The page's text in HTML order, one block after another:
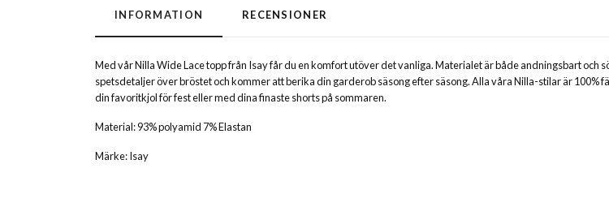
INFORMATION RECENSIONER
Med vår Nilla Wide Lace topp från Isay får du en komfort utöver det vanliga. Materialet är både andningsbart
spetsdetaljer över bröstet och kommer att berika din garderob säsong efter säsong. Alla våra Nilla-stilar är 100%
din favoritkjol för fest eller med dina finaste shorts på sommaren.
Material: 93% polyamid 7% Elastan
Märke: Isay